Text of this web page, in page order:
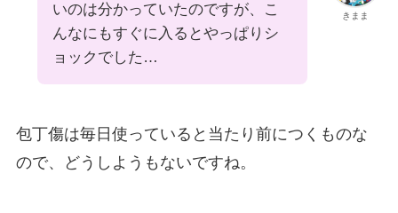
きまま
いのは分かっていたのですが、こ
んなにもすぐに入るとやっぱりシ
ョックでした…
包丁傷は毎日使っていると当たり前につくものな
ので、どうしようもないですね。